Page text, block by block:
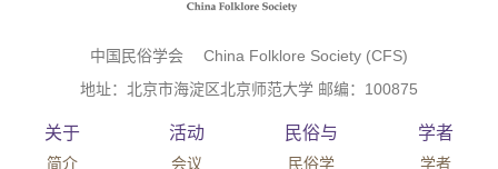
中国民俗学会 China Folklore Society (CFS)
地址：北京市海淀区北京师范大学 邮编：100875
关于
简介
活动
会议
民俗与
民俗学
学者
学者